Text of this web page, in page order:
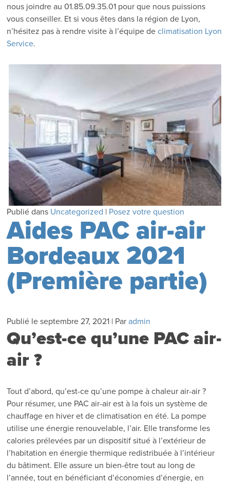
nous joindre au 01.85.09.35.01 pour que nous puissions
vous conseiller. Et si vous êtes dans la région de Lyon,
n’hésitez pas à rendre visite à l’équipe declimatisation Lyon
Service.
Publié dans Uncategorized | Posez votre question
Aides PAC air-air
Bordeaux 2021
(Première partie)
Publié le septembre 27, 2021 | Par admin
Qu’est-ce qu’une PAC air-
air ?
Tout d’abord, qu’est-ce qu’une pompe à chaleur air-air ?
Pour résumer, une PAC air-air est à la fois un système de
chauffage en hiver et de climatisation en été. La pompe
utilise une énergie renouvelable, l’air. Elle transforme les
calories prélevées par un dispositif situé à l’extérieur de
l’habitation en énergie thermique redistribuée à l’intérieur
du bâtiment. Elle assure un bien-être tout au long de
l’année, tout en bénéficiant d’économies d’énergie, en